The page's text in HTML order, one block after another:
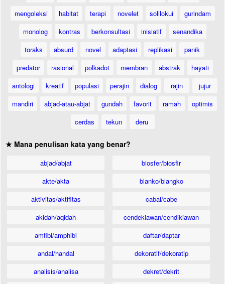
mengoleksi
habitat terapi novelet solilokui
gurindam
monolog
kontras berkonsultasi inisiatif
senandika
toraks
absurd novel adaptasi replikasi
panik
predator
rasional polkadot membran abstrak
hayati
antologi
kreatif populasi perajin dialog rajin
jujur
mandiri
abjad-atau-abjat gundah favorit ramah
optimis
cerdas
tekun deru
★ Mana penulisan kata yang benar?
abjad/abjat
akte/akta
aktivitas/aktifitas
akidah/aqidah
amfibi/amphibi
andal/handal
analisis/analisa
biosfer/biosfir
blanko/blangko
cabai/cabe
cendekiawan/cendikiawan
daftar/daptar
dekoratif/dekoratip
dekret/dekrit